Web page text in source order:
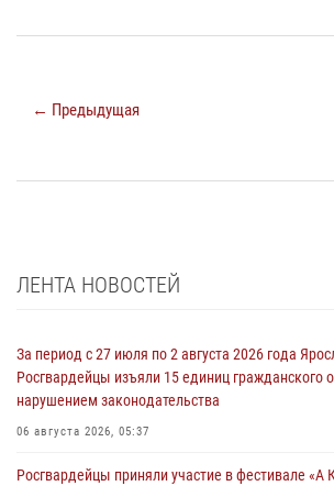
← Предыдущая
ЛЕНТА НОВОСТЕЙ
За период с 27 июля по 2 августа 2026 года
Росгвардейцы изъяли 15 единиц гражданского
нарушением законодательства
06 августа 2026, 05:37
Росгвардейцы приняли участие в фестивале «А